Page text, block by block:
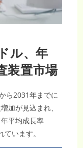
ル、年
装置市場
ら2031年までに
加が見込まれ、
平均成長率
ています。